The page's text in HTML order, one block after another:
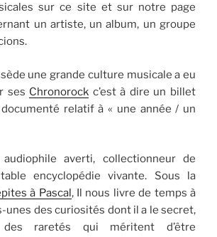
sur ce site et sur notre page
un artiste, un album, un groupe
une grande culture musicale a eu
ses Chronorock c’est à dire un billet
relatif à « une année / un
averti, collectionneur de
encyclopédie vivante. Sous la
à Pascal, Il nous livre de temps à
unes des curiosités dont il a le secret,
des raretés qui méritent d’être